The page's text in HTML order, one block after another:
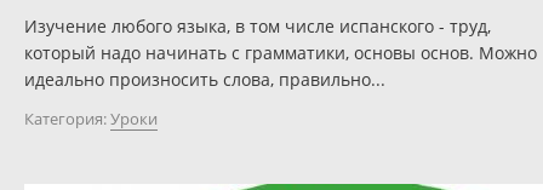
Изучение любого языка, в том числе испанского - труд,
который надо начинать с грамматики, основы основ. Можно
идеально произносить слова, правильно...
Категория:Уроки